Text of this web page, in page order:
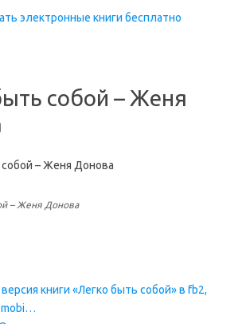
собой – Женя
– Женя Донова
книги «Легко быть собой» в fb2,
mobi…